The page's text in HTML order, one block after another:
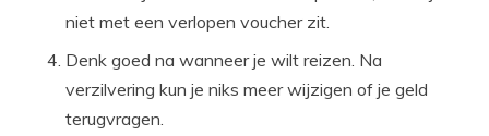
niet met een verlopen voucher zit.
Denk goed na wanneer je wilt reizen. Na
verzilvering kun je niks meer wijzigen of je geld
terugvragen.